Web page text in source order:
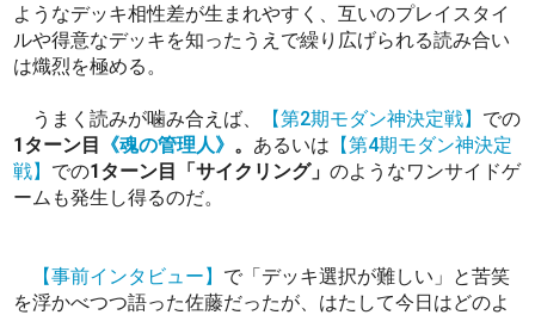
ようなデッキ相性差が生まれやすく、互いのプレイスタイ
ルや得意なデッキを知ったうえで繰り広げられる読み合い
は熾烈を極める。
うまく読みが噛み合えば、 【第2期モダン神決定戦】 での
1ターン目 《魂の管理人》 。 あるいは 【第4期モダン神決定
戦】 での1ターン目「サイクリング」のようなワンサイドゲ
ームも発生し得るのだ。
【事前インタビュー】 で「デッキ選択が難しい」と苦笑
を浮かべつつ語った佐藤だったが、はたして今日はどのよ